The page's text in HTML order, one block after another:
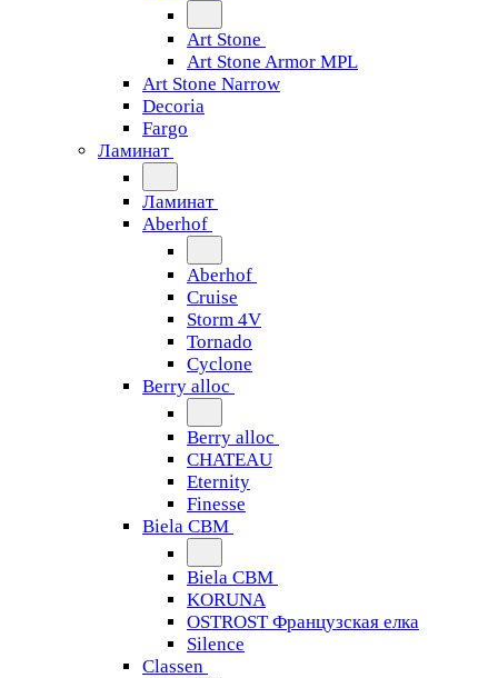
Art Stone
Art Stone Armor MPL
Art Stone Narrow
Decoria
Fargo
Ламинат
Ламинат
Aberhof
Aberhof
Cruise
Storm 4V
Tornado
Сyclone
Berry alloc
Berry alloc
CHATEAU
Eternity
Finesse
Biela CBM
Biela CBM
KORUNA
OSTROST Французская елка
Silence
Classen